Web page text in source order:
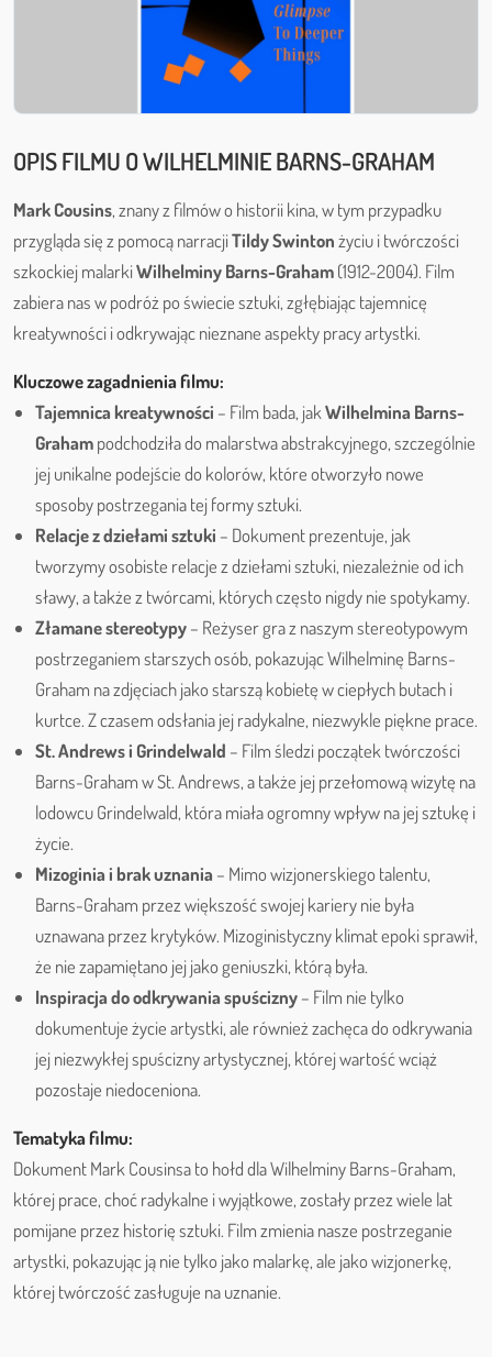
OPIS FILMU O WILHELMINIE BARNS-GRAHAM
Mark Cousins, znany z filmów o historii kina, w tym przypadku
przygląda się z pomocą narracjiTildy Swintonżyciu i twórczości
szkockiej malarkiWilhelminy Barns-Graham(1912-2004). Film
zabiera nas w podróż po świecie sztuki, zgłębiając tajemnicę
kreatywności i odkrywając nieznane aspekty pracy artystki.
Kluczowe zagadnienia filmu:
Tajemnica kreatywności – Film bada, jakWilhelmina Barns-
Grahampodchodziła do malarstwa abstrakcyjnego, szczególnie
jej unikalne podejście do kolorów, które otworzyło nowe
sposoby postrzegania tej formy sztuki.
Relacje z dziełami sztuki – Dokument prezentuje, jak
tworzymy osobiste relacje z dziełami sztuki, niezależnie od ich
sławy, a także z twórcami, których często nigdy nie spotykamy.
Złamane stereotypy– Reżyser gra z naszym stereotypowym
postrzeganiem starszych osób, pokazując Wilhelminę Barns-
Graham na zdjęciach jako starszą kobietę w ciepłych butach i
kurtce. Z czasem odsłania jej radykalne, niezwykle piękne prace.
St. Andrews i Grindelwald – Film śledzi początek twórczości
Barns-Graham w St. Andrews, a także jej przełomową wizytę na
lodowcu Grindelwald, która miała ogromny wpływ na jej sztukę i
życie.
Mizoginia i brak uznania – Mimo wizjonerskiego talentu,
Barns-Graham przez większość swojej kariery nie była
uznawana przez krytyków. Mizoginistyczny klimat epoki sprawił,
że nie zapamiętano jej jako geniuszki, którą była.
Inspiracja do odkrywania spuścizny– Film nie tylko
dokumentuje życie artystki, ale również zachęca do odkrywania
jej niezwykłej spuścizny artystycznej, której wartość wciąż
pozostaje niedoceniona.
Tematyka filmu:
Dokument Mark Cousinsa to hołd dla Wilhelminy Barns-Graham,
której prace, choć radykalne i wyjątkowe, zostały przez wiele lat
pomijane przez historię sztuki. Film zmienia nasze postrzeganie
artystki, pokazując ją nie tylko jako malarkę, ale jako wizjonerkę,
której twórczość zasługuje na uznanie.